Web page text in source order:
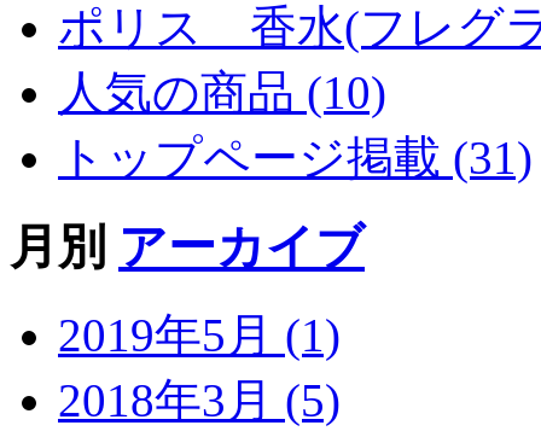
ポリス 香水(フレグ
人気の商品 (10)
トップページ掲載 (31)
月別 アーカイブ
2019年5月 (1)
2018年3月 (5)